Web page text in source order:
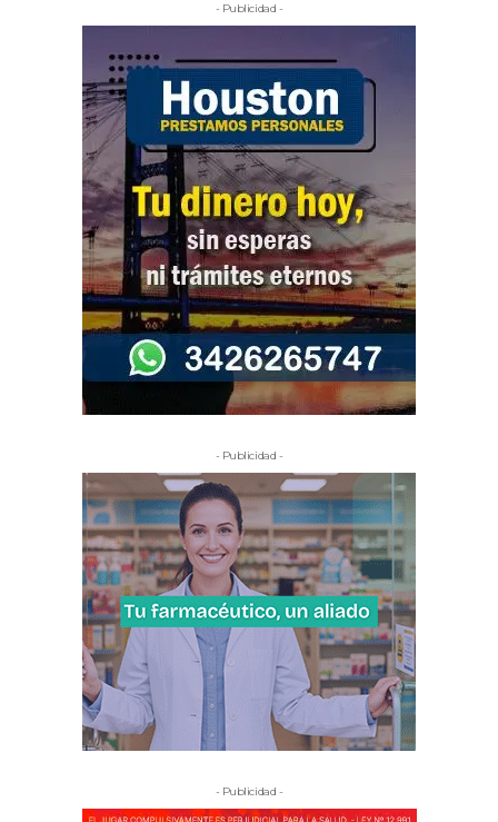
- Publicidad -
- Publicidad -
- Publicidad -